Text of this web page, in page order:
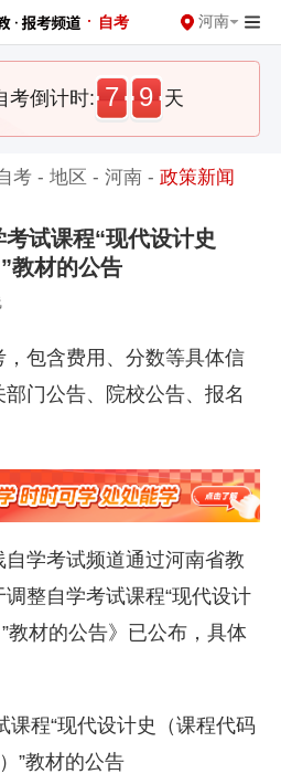
· 自考 河南
考倒计时: 7 9 天
考 -地区 -河南 -政策新闻
试课程“现代设计史
教材的公告
包含费用、分数等具体信
门公告、院校公告、报名
自学考试频道通过河南省教
整自学考试课程“现代设计
教材的公告》已公布，具体
课程“现代设计史（课程代码
”教材的公告